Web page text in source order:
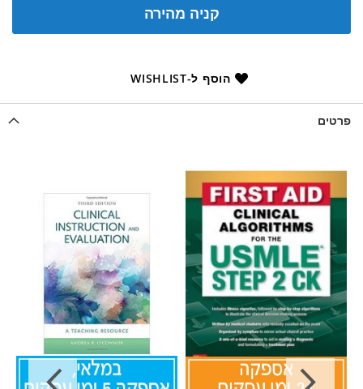
קניה מהירה
הוסף ל-WISHLIST
פרטים